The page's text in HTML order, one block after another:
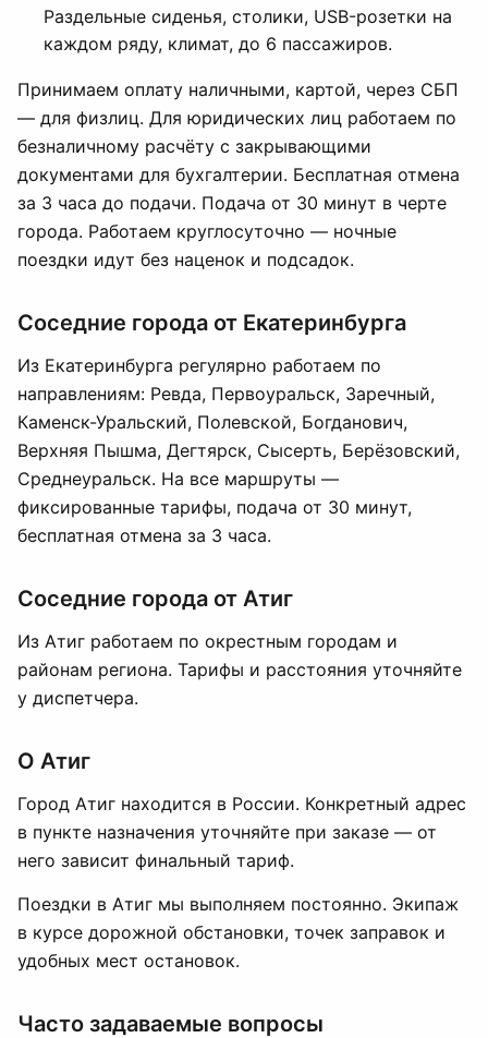
Раздельные сиденья, столики, USB-розетки на
каждом ряду, климат, до 6 пассажиров.
Принимаем оплату наличными, картой, через СБП
— для физлиц. Для юридических лиц работаем по
безналичному расчёту с закрывающими
документами для бухгалтерии. Бесплатная отмена
за 3 часа до подачи. Подача от 30 минут в черте
города. Работаем круглосуточно — ночные
поездки идут без наценок и подсадок.
Соседние города от Екатеринбурга
Из Екатеринбурга регулярно работаем по
направлениям: Ревда, Первоуральск, Заречный,
Каменск-Уральский, Полевской, Богданович,
Верхняя Пышма, Дегтярск, Сысерть, Берёзовский,
Среднеуральск. На все маршруты —
фиксированные тарифы, подача от 30 минут,
бесплатная отмена за 3 часа.
Соседние города от Атиг
Из Атиг работаем по окрестным городам и
районам региона. Тарифы и расстояния уточняйте
у диспетчера.
О Атиг
Город Атиг находится в России. Конкретный адрес
в пункте назначения уточняйте при заказе — от
него зависит финальный тариф.
Поездки в Атиг мы выполняем постоянно. Экипаж
в курсе дорожной обстановки, точек заправок и
удобных мест остановок.
Часто задаваемые вопросы